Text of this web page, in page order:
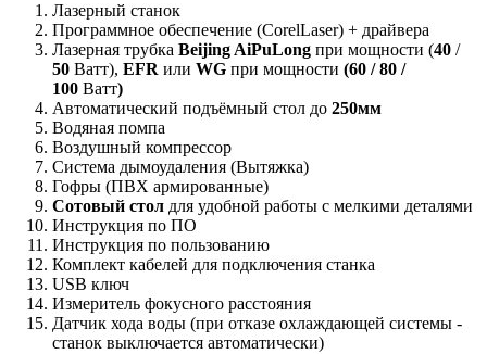
Лазерный станок
Программное обеспечение (CorelLaser) + драйвера
Лазерная трубка Beijing AiPuLong при мощности (40 /
50 Ватт), EFR или WG при мощности (60 /80 /
100 Ватт)
Автоматический подъёмный стол до 250мм
Водяная помпа
Воздушный компрессор
Система дымоудаления (Вытяжка)
Гофры (ПВХ армированные)
Сотовый стол для удобной работы с мелкими деталями
Инструкция по ПО
Инструкция по пользованию
Комплект кабелей для подключения станка
USB ключ
Измеритель фокусного расстояния
Датчик хода воды (при отказе охлаждающей системы -
станок выключается автоматически)